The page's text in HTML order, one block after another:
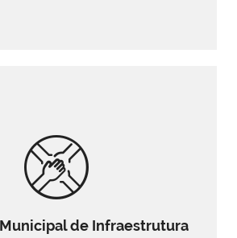
de Infraestrutura